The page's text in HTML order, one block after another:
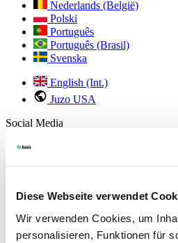
Diese Webseite verwendet
Wir verwenden Cookies, um
personalisieren, Funktionen für
Nederlands (België)
Polski
Português
Português (Brasil)
Svenska
English (Int.)
Juzo USA
Social Media
Mehr lesen